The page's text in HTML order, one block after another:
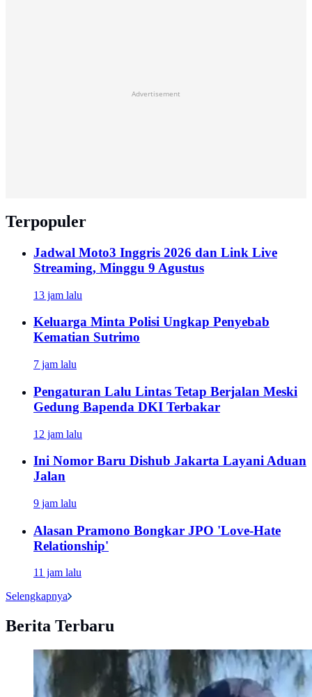
Advertisement
Terpopuler
Jadwal Moto3 Inggris 2026 dan Link Live
Streaming, Minggu 9 Agustus
13 jam lalu
Keluarga Minta Polisi Ungkap Penyebab
Kematian Sutrimo
7 jam lalu
Pengaturan Lalu Lintas Tetap Berjalan Meski
Gedung Bapenda DKI Terbakar
12 jam lalu
Ini Nomor Baru Dishub Jakarta Layani Aduan
Jalan
9 jam lalu
Alasan Pramono Bongkar JPO 'Love-Hate
Relationship'
11 jam lalu
Selengkapnya
Berita Terbaru